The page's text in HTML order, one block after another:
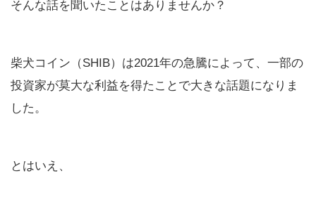
そんな話を聞いたことはありませんか？
柴犬コイン（SHIB）は2021年の急騰によって、一部の
投資家が莫大な利益を得たことで大きな話題になりま
した。
とはいえ、